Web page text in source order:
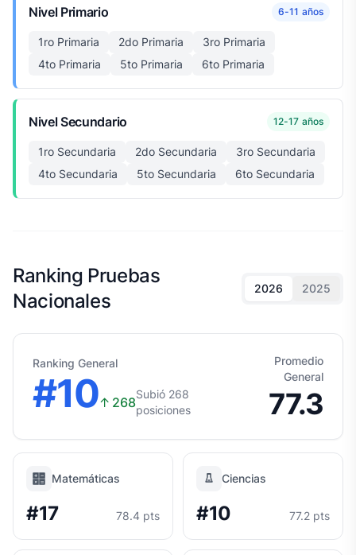
Nivel Primario 6-11 años
1ro Primaria 2do Primaria
3ro Primaria
4to Primaria
5to Primaria 6to Primaria
Nivel Secundario 12-17 años
1ro Secundaria 2do Secundaria
3ro Secundaria
4to Secundaria
5to Secundaria 6to Secundaria
Ranking Pruebas
Nacionales
2026 2025
Ranking General
#10↑ 268
Subió 268
posiciones
Promedio
General
77.3
Matemáticas
#17 78.4 pts
Ciencias
#10 77.2 pts